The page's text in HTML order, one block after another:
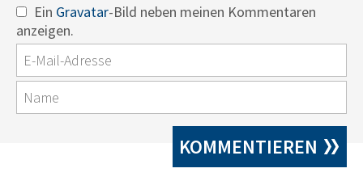
Ein Gravatar-Bild neben meinen Kommentaren
anzeigen.